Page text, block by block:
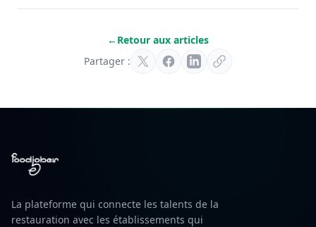
←Retour aux articles
Partager :
La plateforme qui connecte les talents de la
restauration avec les établissements qui